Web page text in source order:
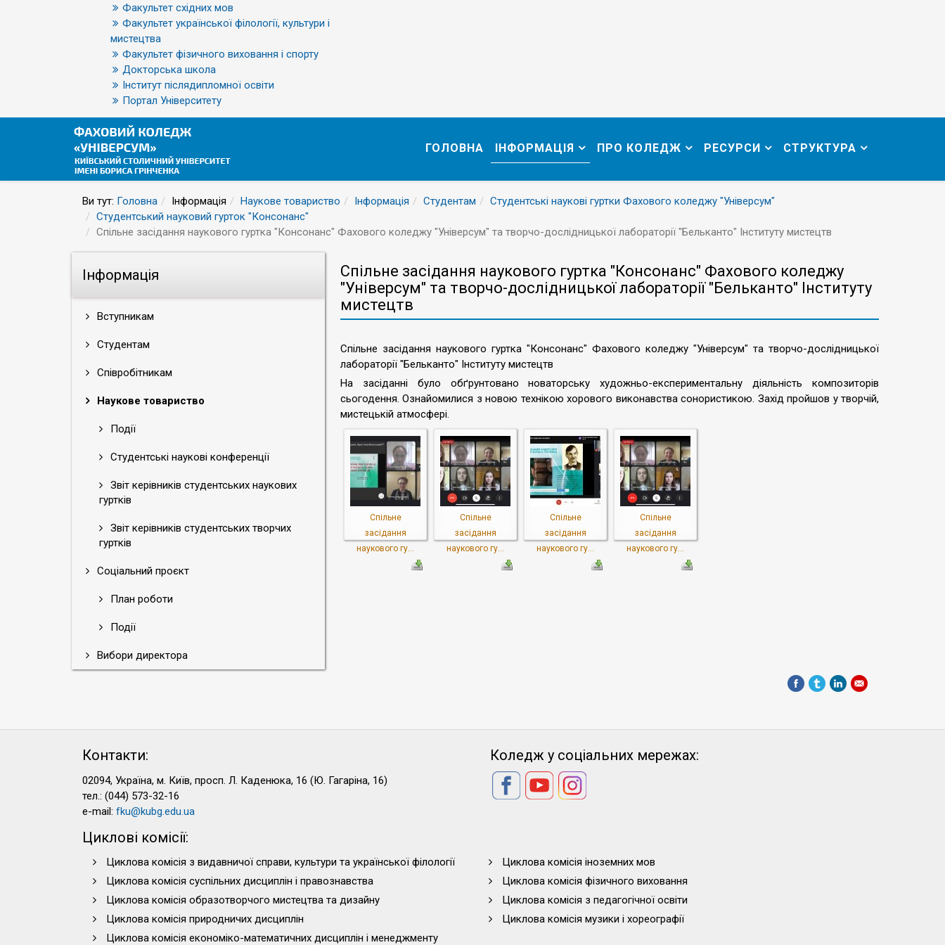
Факультет східних мов
Факультет української філології, культури і
мистецтва
Факультет фізичного виховання і спорту
Докторська школа
Інститут післядипломної освіти
Портал Університету
ГОЛОВНА ІНФОРМАЦІЯ ПРО КОЛЕДЖ РЕСУРСИ СТРУКТУРА
Ви тут: Головна Інформація Наукове товариство Інформація Студентам
Студентські наукові гуртки Фахового коледжу "Універсум"
Студентський науковий гурток "Консонанс"
Спільне засідання наукового гуртка "Консонанс" Фахового коледжу "Універсум" та творчо-дослідницької лабораторії "Бельканто" Інституту мистецтв
Інформація
Вступникам
Студентам
Співробітникам
Наукове товариство
Події
Студентські наукові конференції
Звіт керівників студентських наукових
гуртків
Звіт керівників студентських творчих
гуртків
Соціальний проєкт
План роботи
Події
Вибори директора
Спільне засідання наукового гуртка "Консонанс" Фахового коледжу
"Універсум" та творчо-дослідницької лабораторії "Бельканто" Інституту
мистецтв
Спільне засідання наукового гуртка "Консонанс" Фахового коледжу "Універсум" та творчо-дослідницької
лабораторії "Бельканто" Інституту мистецтв
На засіданні було обґрунтовано новаторську художньо-експериментальну діяльність композиторів
сьогодення. Ознайомилися з новою технікою хорового виконавства сонористикою. Захід пройшов у творчій,
мистецькій атмосфері.
Спільне
засідання
наукового гу...
Спільне
засідання
наукового гу...
Спільне
засідання
наукового гу...
Спільне
засідання
наукового гу...
Контакти:
02094, Україна, м. Київ, просп. Л. Каденюка, 16 (Ю. Гагаріна, 16)
тел.: (044) 573-32-16
e-mail: fku@kubg.edu.ua
Коледж у соціальних мережах:
Циклові комісії:
Циклова комісія з видавничої справи, культури та української філології
Циклова комісія іноземних мов
Циклова комісія суспільних дисциплін і правознавства
Циклова комісія фізичного виховання
Циклова комісія образотворчого мистецтва та дизайну
Циклова комісія з педагогічної освіти
Циклова комісія природничих дисциплін
Циклова комісія музики і хореографії
Циклова комісія економіко-математичних дисциплін і менеджменту